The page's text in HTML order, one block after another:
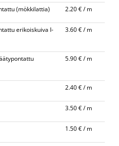
(mökkilattia) 2.20 € / m
erikoiskuiva I-
3.60 € / m
5.90 € / m
2.40 € / m
3.50 € / m
1.50 € / m